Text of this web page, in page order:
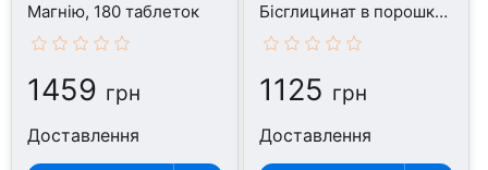
Магнію, 180 таблеток
1459 грн
Доставлення
Бісглицинат в порошку,
227 г
1125 грн
Доставлення